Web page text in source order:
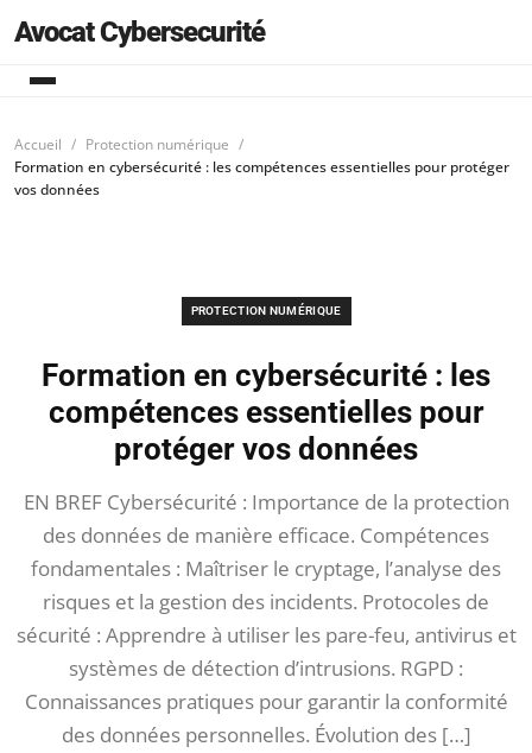
Avocat Cybersecurité
Accueil
Protection numérique
Formation en cybersécurité : les compétences essentielles pour protéger
vos données
PROTECTION NUMÉRIQUE
Formation en cybersécurité : les
compétences essentielles pour
protéger vos données
EN BREF Cybersécurité : Importance de la protection
des données de manière efficace. Compétences
fondamentales : Maîtriser le cryptage, l’analyse des
risques et la gestion des incidents. Protocoles de
sécurité : Apprendre à utiliser les pare-feu, antivirus et
systèmes de détection d’intrusions. RGPD :
Connaissances pratiques pour garantir la conformité
des données personnelles. Évolution des […]